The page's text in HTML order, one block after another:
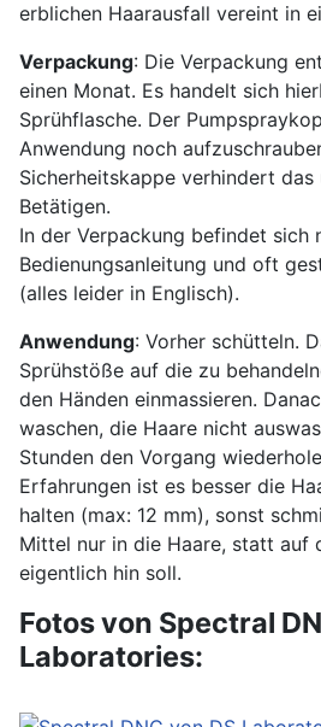
erblichen Haarausfall vereint in
Verpackung: Die Verpackung
einen Monat. Es handelt sich
Sprühflasche. Der
Anwendung noch
Sicherheitskappe verhindert das
Betätigen.
In der Verpackung befindet sich
Bedienungsanleitung und oft
(alles leider in Englisch).
Anwendung: Vorher schütteln.
Sprühstöße auf die zu
den Händen einmassieren.
waschen, die Haare nicht
Stunden den Vorgang
Erfahrungen ist es besser die
halten (max: 12 mm), sonst
Mittel nur in die Haare, statt auf
eigentlich hin soll.
Fotos von Spectral
Laboratories: